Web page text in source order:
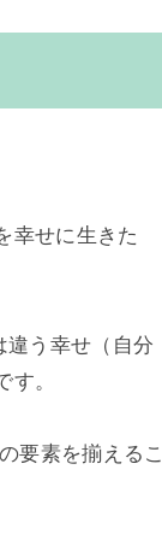
幸せに生きた
違う幸せ（自分
。
要素を揃えるこ